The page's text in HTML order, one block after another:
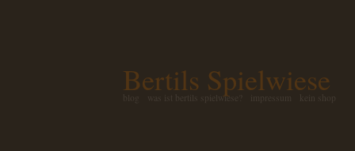
Bertils Spielwiese
blog was ist bertils spielwiese? impressum kein shop